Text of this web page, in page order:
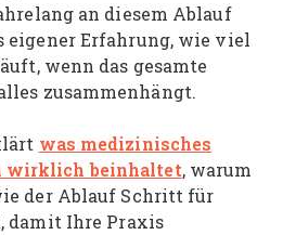
an diesem Ablauf
eigener Erfahrung, wie viel
wenn das gesamte
zusammenhängt.
was medizinisches
wirklich beinhaltet, warum
der Ablauf Schritt für
Ihre Praxis